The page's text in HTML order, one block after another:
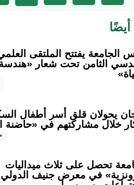
أيضًا
الجامعة يفتتح الملتقى
الثامن تحت شعار
يحولان قلق أسر أطفال
خلال مشاركتهم في «حاضنة
تحصل على ثلاث ميداليات
في معرض جنيف الدولي